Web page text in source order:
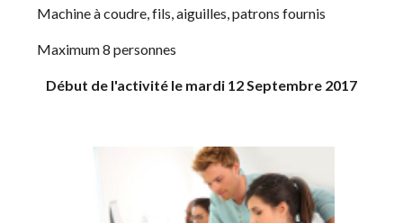
    Machine à coudre, fils, aiguilles, patrons fournis
    Maximum 8 personnes
Début de l'activité le mardi 12 Septembre 2017